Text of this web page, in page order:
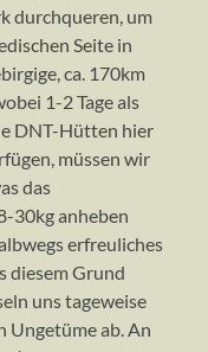
durchqueren, um
Seite in
ca. 170km
1-2 Tage als
DNT-Hütten hier
müssen wir
das
30kg anheben
erfreuliches
diesem Grund
uns tageweise
Ungetüme ab. An